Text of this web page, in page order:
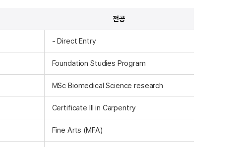
전공
- Direct Entry
Foundation Studies Program
MSc Biomedical Science research
Certificate III in Carpentry
Fine Arts (MFA)